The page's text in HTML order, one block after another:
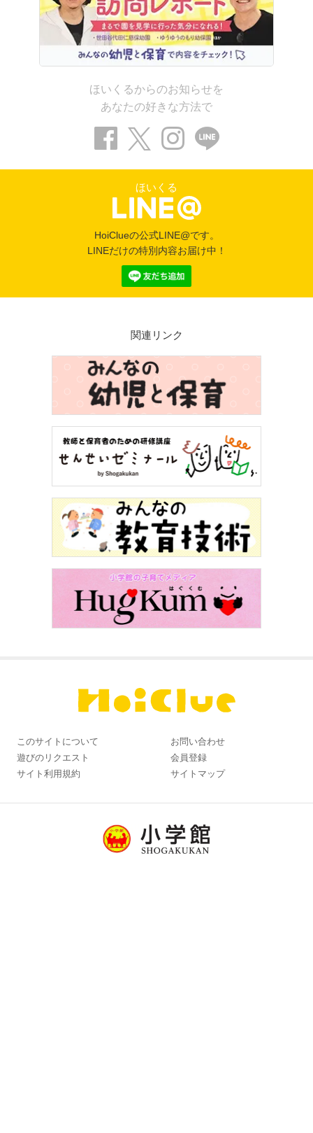
ほいくるからのお知らせを
あなたの好きな方法で
ほいくる
HoiClueの公式LINE@です。
LINEだけの特別内容お届け中！
関連リンク
このサイトについて
お問い合わせ
遊びのリクエスト
会員登録
サイト利用規約
サイトマップ